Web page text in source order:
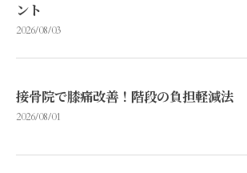
ント
2026/08/03
接骨院で膝痛改善！階段の負担軽減法
2026/08/01